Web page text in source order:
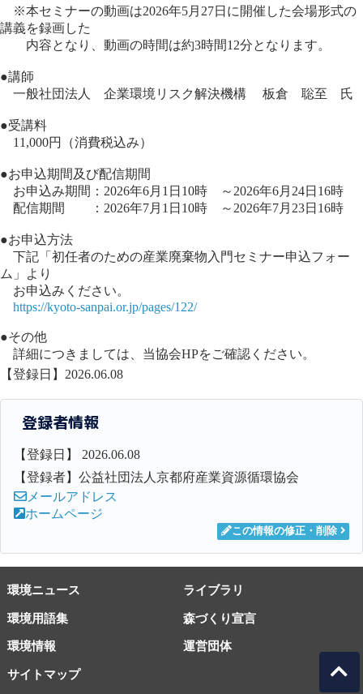
※本セミナーの動画は2026年5月27日に開催した会場形式の
講義を録画した
内容となり、動画の時間は約3時間12分となります。
●講師
一般社団法人 企業環境リスク解決機構 板倉 聡至 氏
●受講料
11,000円（消費税込み）
●お申込期間及び配信期間
お申込み期間：2026年6月1日10時 ～2026年6月24日16時
配信期間 ：2026年7月1日10時 ～2026年7月23日16時
●お申込方法
下記「初任者のための産業廃棄物入門セミナー申込フォー
ム」より
お申込みください。
https://kyoto-sanpai.or.jp/pages/122/
●その他
詳細につきましては、当協会HPをご確認ください。
【登録日】2026.06.08
登録者情報
【登録日】 2026.06.08
【登録者】公益社団法人京都府産業資源循環協会
メールアドレス
ホームページ
この情報の修正・削除
環境ニュース ライブラリ
環境用語集 森づくり宣言
環境情報
サイトマップ
運営団体